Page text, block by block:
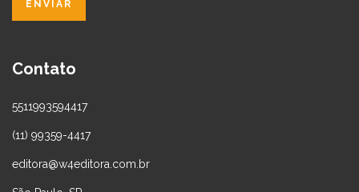
Contato
5511993594417
(11) 99359-4417
editora@w4editora.com.br